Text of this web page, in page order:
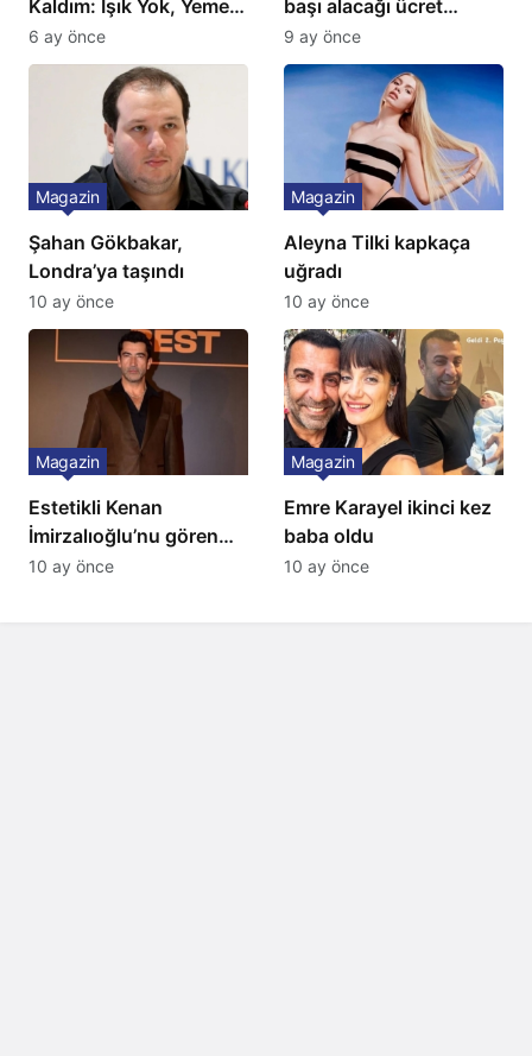
Kaldım: Işık Yok, Yemek
Yok, Tuvalet Yok!”
Çağla Şikel’den Şok
6 ay önce
başı alacağı ücret
Türkiye’de bir ilk:
Gözünü 2 ilçeye dikti!
9 ay önce
Şahan Gökbakar,
Londra’ya taşındı
Magazin
10 ay önce
Aleyna Tilki kapkaça
uğradı
Magazin
10 ay önce
Estetikli Kenan
İmirzalıoğlu’nu gören
tanıyamıyor: Son hali
Magazin
10 ay önce
Emre Karayel ikinci kez
baba oldu
Magazin
10 ay önce